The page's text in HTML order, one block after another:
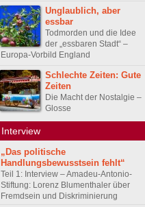
Unglaublich, aber
essbar
Todmorden und die Idee
der „essbaren Stadt“ –
Europa-Vorbild England
Schlechte Zeiten: Gute
Zeiten
Die Macht der Nostalgie –
Glosse
Interview
„Das politische
Handlungsbewusstsein fehlt“
Teil 1: Interview – Amadeu-Antonio-
Stiftung: Lorenz Blumenthaler über
Fremdsein und Diskriminierung